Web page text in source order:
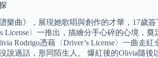
樂曲》，展現她歌唱與創作的才華，17歲
License〉一推出，描繪分手心碎的心境
Rodrigo憑藉〈Driver’s License〉一曲
說過話，形同陌生人。 爆紅後的Olivia隨